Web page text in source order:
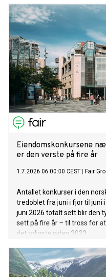
Eiendomskonkursene
er den verste på fire år
1.7.2026 06:00:00 CEST Fair
Antallet konkurser i den
tredoblet fra juni i fjor til juni
juni 2026 totalt sett blir den
sett på fire år – til tross for
det roligste siden 2023.